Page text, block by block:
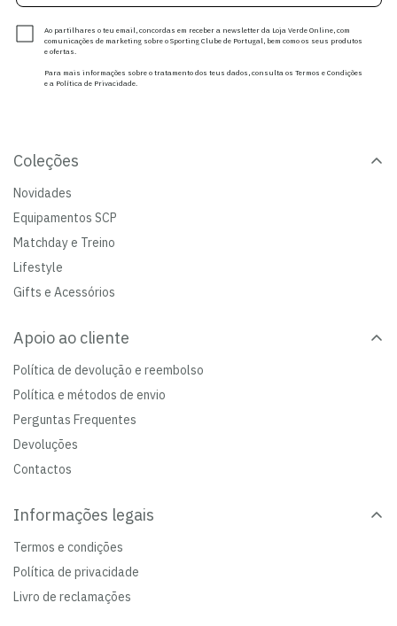
Ao partilhares o teu email, concordas em receber a newsletter da Loja Verde Online, com
comunicações de marketing sobre o Sporting Clube de Portugal, bem como os seus produtos
e ofertas.
Para mais informações sobre o tratamento dos teus dados, consulta os Termos e Condições
e a Política de Privacidade.
Coleções
Novidades
Equipamentos SCP
Matchday e Treino
Lifestyle
Gifts e Acessórios
Apoio ao cliente
Política de devolução e reembolso
Política e métodos de envio
Perguntas Frequentes
Devoluções
Contactos
Informações legais
Termos e condições
Política de privacidade
Livro de reclamações